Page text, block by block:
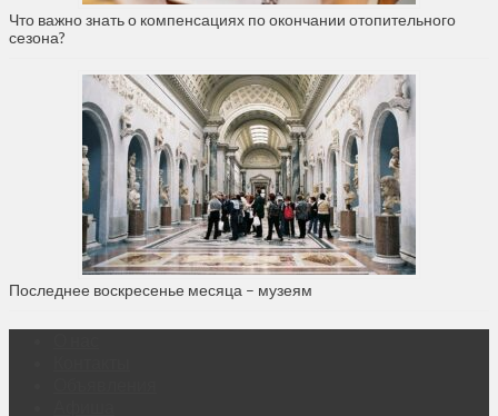
Что важно знать о компенсациях по окончании отопительного
сезона?
Последнее воскресенье месяца – музеям